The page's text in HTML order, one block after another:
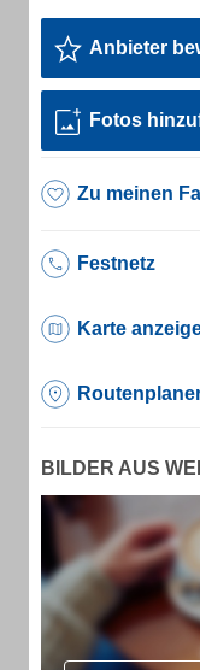
Anbieter
Fotos
Zu meinen
Festnetz
Karte
BILDER AUS